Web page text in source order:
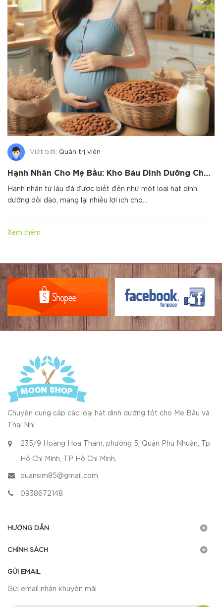
Viết bởi: Quản trị viên
Hạnh Nhân Cho Mẹ Bầu: Kho Báu Dinh Dưỡng Cho Thai Nhi Phát Triển Toàn Diện
Hạnh nhân từ lâu đã được biết đến như một loại hạt dinh
dưỡng dồi dào, mang lại nhiều lợi ích cho...
Xem thêm
Chuyên cung cấp các loại hạt dinh dưỡng tốt cho Mẹ Bầu và
Thai Nhi
235/9 Hoàng Hoa Thám, phường 5, Quận Phú Nhuận, Tp.
Hồ Chí Minh, TP Hồ Chí Minh,
quansim85@gmail.com
0938672148
HƯỚNG DẪN
CHÍNH SÁCH
GỬI EMAIL
Gửi email nhận khuyến mãi